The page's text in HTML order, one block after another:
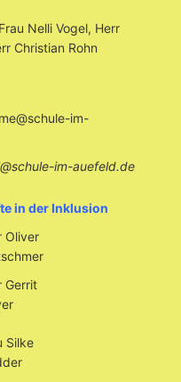
Nelli Vogel, Herr
Christian Rohn
im-
im-auefeld.de
in der Inklusion
Oliver
Gerrit
Silke